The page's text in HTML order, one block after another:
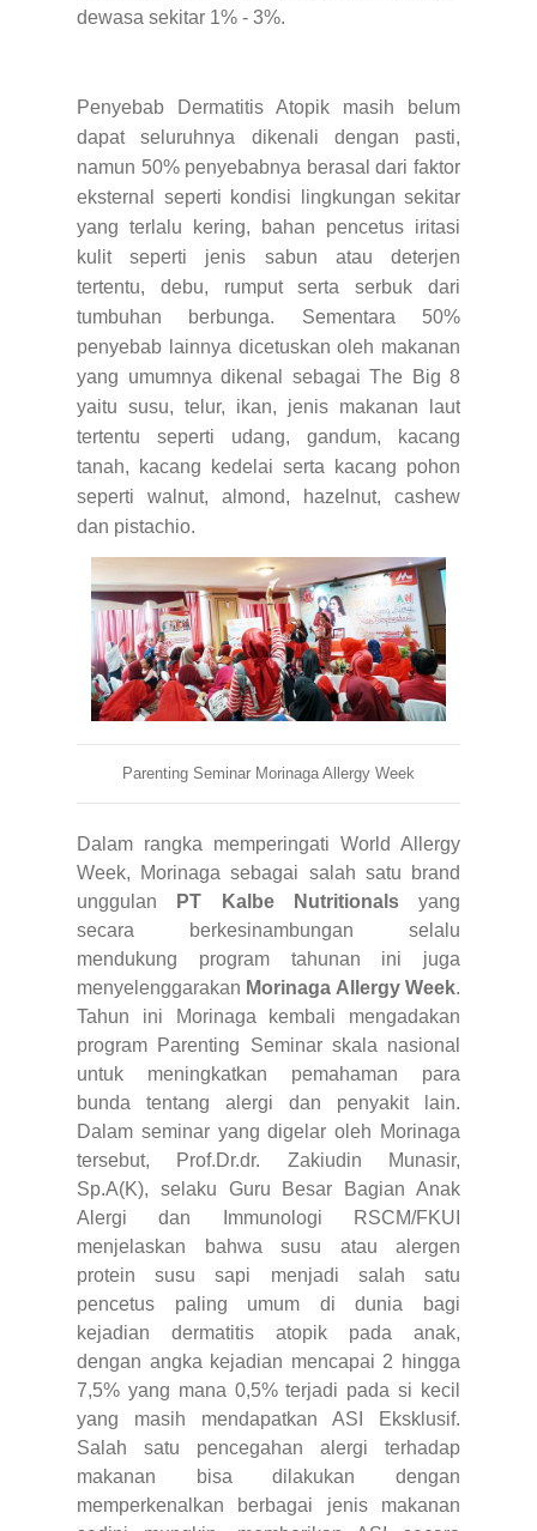
dewasa sekitar 1% - 3%.
Penyebab Dermatitis Atopik masih belum
dapat seluruhnya dikenali dengan pasti,
namun 50% penyebabnya berasal dari faktor
eksternal seperti kondisi lingkungan sekitar
yang terlalu kering, bahan pencetus iritasi
kulit seperti jenis sabun atau deterjen
tertentu, debu, rumput serta serbuk dari
tumbuhan berbunga. Sementara 50%
penyebab lainnya dicetuskan oleh makanan
yang umumnya dikenal sebagai The Big 8
yaitu susu, telur, ikan, jenis makanan laut
tertentu seperti udang, gandum, kacang
tanah, kacang kedelai serta kacang pohon
seperti walnut, almond, hazelnut, cashew
dan pistachio.
Parenting Seminar Morinaga Allergy Week
Dalam rangka memperingati World Allergy
Week, Morinaga sebagai salah satu brand
unggulan
PT Kalbe Nutritionalsyang
secara berkesinambungan selalu
mendukung program tahunan ini juga
menyelenggarakan Morinaga Allergy Week.
Tahun ini Morinaga kembali mengadakan
program Parenting Seminar skala nasional
untuk meningkatkan pemahaman para
bunda tentang alergi dan penyakit lain.
Dalam seminar yang digelar oleh Morinaga
tersebut, Prof.Dr.dr. Zakiudin Munasir,
Sp.A(K), selaku Guru Besar Bagian Anak
Alergi dan Immunologi RSCM/FKUI
menjelaskan bahwa susu atau alergen
protein susu sapi menjadi salah satu
pencetus paling umum di dunia bagi
kejadian dermatitis atopik pada anak,
dengan angka kejadian mencapai 2 hingga
7,5% yang mana 0,5% terjadi pada si kecil
yang masih mendapatkan ASI Eksklusif.
Salah satu pencegahan alergi terhadap
makanan bisa dilakukan dengan
memperkenalkan berbagai jenis makanan